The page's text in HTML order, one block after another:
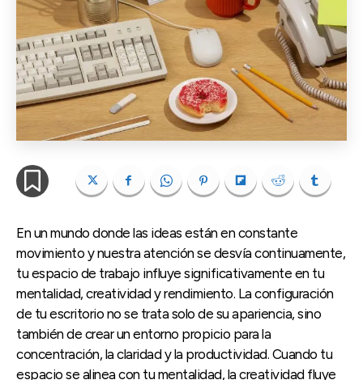
En un mundo donde las ideas están en constante
movimiento y nuestra atención se desvía continuamente,
tu espacio de trabajo influye significativamente en tu
mentalidad, creatividad y rendimiento. La configuración
de tu escritorio no se trata solo de su apariencia, sino
también de crear un entorno propicio para la
concentración, la claridad y la productividad. Cuando tu
espacio se alinea con tu mentalidad, la creatividad fluye